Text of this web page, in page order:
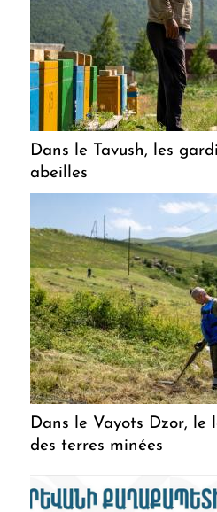
Dans le Tavush, les
abeilles
Dans le Vayots Dzor, le
des terres minées